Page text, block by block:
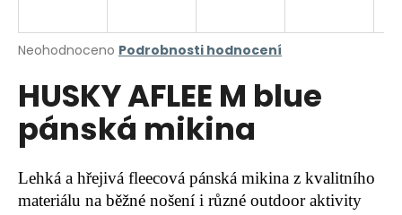
Průměrné
produktu
je
5
hvězdiček.
Neohodnoceno Podrobnosti hodnocení
HUSKY AFLEE M blue
pánská mikina
Lehká a hřejivá fleecová pánská mikina z kvalitního
materiálu na běžné nošení i různé outdoor aktivity
j
t
?
HLEDAT